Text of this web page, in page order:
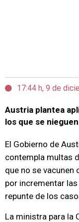
17:44 h, 9 de
Austria plantea
los que se
El Gobierno de
contempla multas
que no se vacunen
por incrementar
repunte de los
La ministra para la